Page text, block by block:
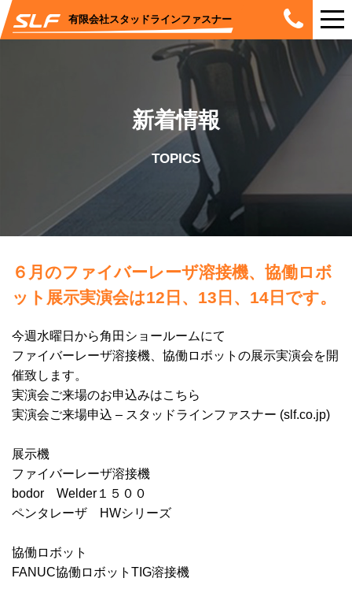
有限会社スタッドラインファスナー
新着情報
TOPICS
６月のファイバーレーザ溶接機、協働ロボ
ット展示実演会は12日、13日、14日です。
今週水曜日から角田ショールームにて
ファイバーレーザ溶接機、協働ロボットの展示実演会を開
催致します。
実演会ご来場のお申込みはこちら
実演会ご来場申込 – スタッドラインファスナー (slf.co.jp)
展示機
ファイバーレーザ溶接機
bodor Welder１５００
ペンタレーザ HWシリーズ
協働ロボット
FANUC協働ロボットTIG溶接機